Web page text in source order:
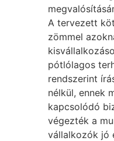
A tervezett
zömmel
pótlólagos
rendszerint
nélkül, ennek
kapcsolódó
végezték a
vállalkozók jó